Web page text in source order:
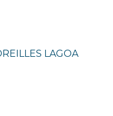
LAGOA